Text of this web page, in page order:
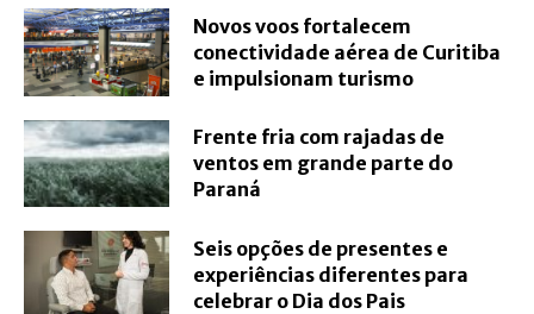
Novos voos fortalecem
conectividade aérea de Curitiba
e impulsionam turismo
Frente fria com rajadas de
ventos em grande parte do
Paraná
Seis opções de presentes e
experiências diferentes para
celebrar o Dia dos Pais